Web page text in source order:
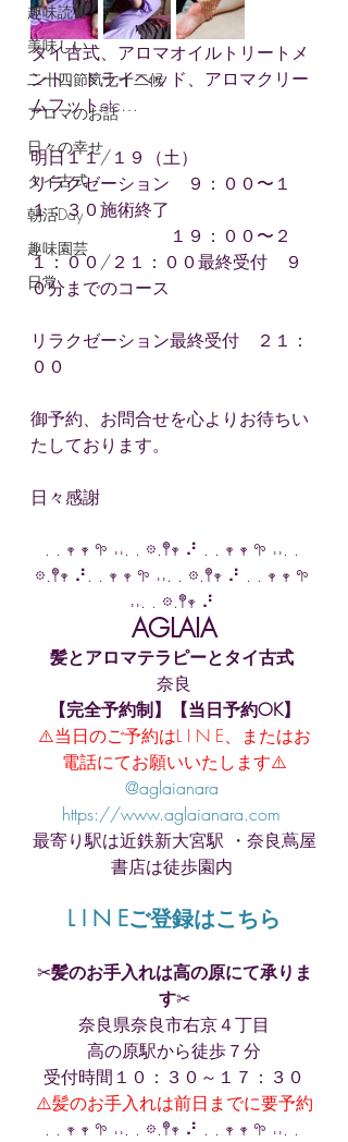
趣味読書
美味しい
二十四節気七十二候
アロマのお話
日々の幸せ
タイ古式
朝活Day
趣味園芸
日常
タイ古式、アロマオイルトリートメ
ント、ドライヘッド、アロマクリー
ムフットetc…
明日１１/１９（土）
リラクゼーション　９：００〜１
１：３０施術終了
１９：００〜２
１：００/２１：００最終受付　９
０分までのコース
リラクゼーション最終受付　２１：
００
御予約、お問合せを心よりお待ちい
たしております。
日々感謝
. . 𖥧 𖥧 𖧧 ˒˒. . 𖡼.𖤣𖥧 ⠜ . . 𖥧 𖥧 𖧧 ˒˒. .
𖡼.𖤣𖥧 ⠜. . 𖥧 𖥧 𖧧 ˒˒. . 𖡼.𖤣𖥧 ⠜ . . 𖥧 𖥧 𖧧
˒˒. . 𖡼.𖤣𖥧 ⠜
AGLAIA
髪とアロマテラピーとタイ古式
奈良
【完全予約制】【当日予約OK】
⚠️当日のご予約はL I N E、またはお
電話にてお願いいたします⚠️
@aglaianara
https://www.aglaianara.com
最寄り駅は近鉄新大宮駅 ・奈良蔦屋
書店は徒歩園内
L I N Eご登録はこちら
✂︎髪のお手入れは高の原にて承りま
す✂︎
奈良県奈良市右京４丁目
高の原駅から徒歩７分
受付時間１０：３０～１７：３０
⚠️髪のお手入れは前日までに要予約
. . 𖥧 𖥧 𖧧 ˒˒. . 𖡼.𖤣𖥧 ⠜ . . 𖥧 𖥧 𖧧 ˒˒. .